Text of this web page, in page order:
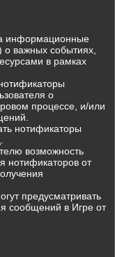
информационные
важных событиях,
в рамках
о
процессе, и/или
нотификаторы
возможность
нотификаторов от
предусматривать
сообщений в Игре от